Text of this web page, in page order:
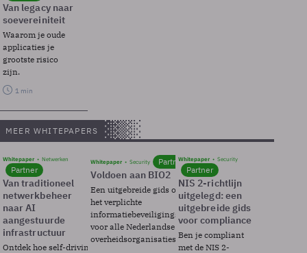
Van legacy naar
soevereiniteit
Waarom je oude
applicaties je
grootste risico
zijn.
1 min
MEER WHITEPAPERS
Whitepaper Netwerken
Partner
Van traditioneel
netwerkbeheer
naar AI
aangestuurde
infrastructuur
Ontdek hoe self-driving
Whitepaper Security Partner
Voldoen aan BIO2
Een uitgebreide gids over BIO2,
het verplichte
informatiebeveiligingsframework
voor alle Nederlandse
overheidsorganisaties.
Whitepaper Security
Partner
NIS 2-richtlijn
uitgelegd: een
uitgebreide gids
voor compliance
Ben je compliant
met de NIS 2-